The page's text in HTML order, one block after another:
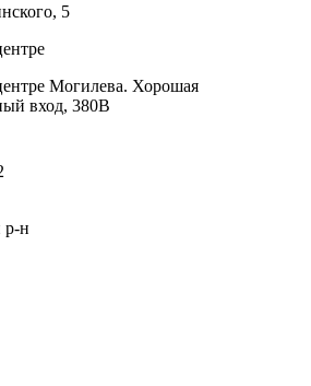
5
Могилева. Хорошая
вход, 380В
р-н